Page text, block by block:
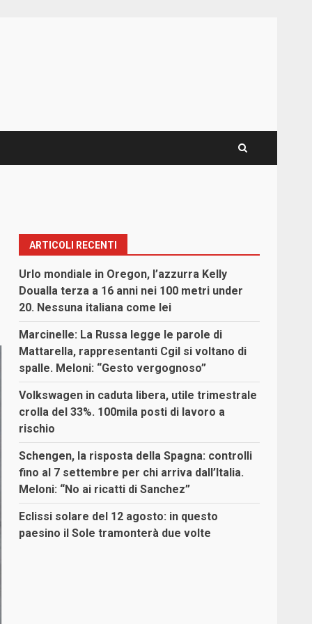
ARTICOLI RECENTI
Urlo mondiale in Oregon, l’azzurra Kelly
Doualla terza a 16 anni nei 100 metri under
20. Nessuna italiana come lei
Marcinelle: La Russa legge le parole di
Mattarella, rappresentanti Cgil si voltano di
spalle. Meloni: “Gesto vergognoso”
Volkswagen in caduta libera, utile trimestrale
crolla del 33%. 100mila posti di lavoro a
rischio
Schengen, la risposta della Spagna: controlli
fino al 7 settembre per chi arriva dall’Italia.
Meloni: “No ai ricatti di Sanchez”
Eclissi solare del 12 agosto: in questo
paesino il Sole tramonterà due volte